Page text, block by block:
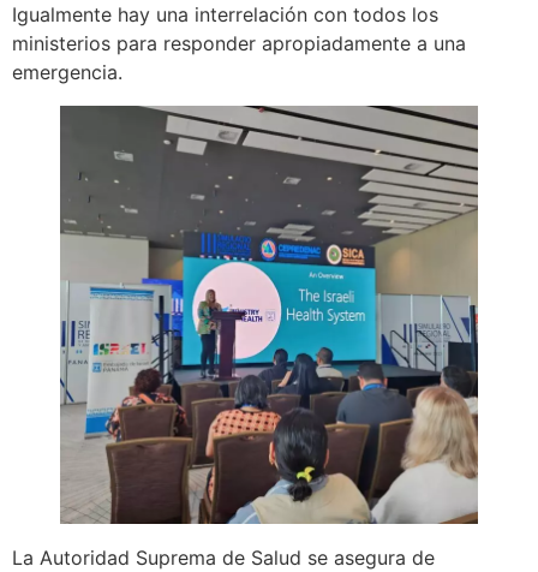
Igualmente hay una interrelación con todos los
ministerios para responder apropiadamente a una
emergencia.
La Autoridad Suprema de Salud se asegura de